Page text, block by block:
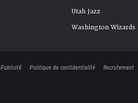
Utah Jazz
Washington Wizards
Publicité Politique de confidentialité Recrutement